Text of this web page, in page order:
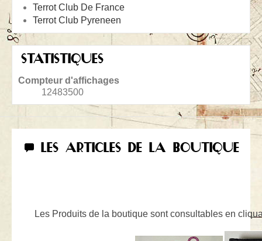
Terrot Club De France
Terrot Club Pyreneen
STATISTIQUES
Compteur d'affichages
12483500
LES ARTICLES DE LA BOUTIQUE
Les Produits de la boutique sont consultables en